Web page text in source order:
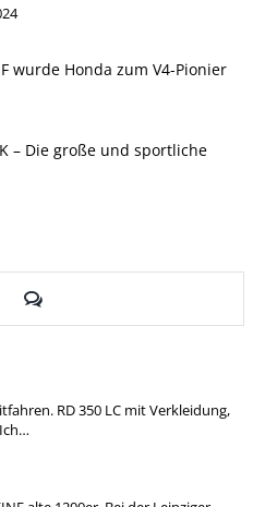
wurde Honda zum V4-Pionier
– Die große und sportliche
Kommentare
RD 350 LC mit Verkleidung,